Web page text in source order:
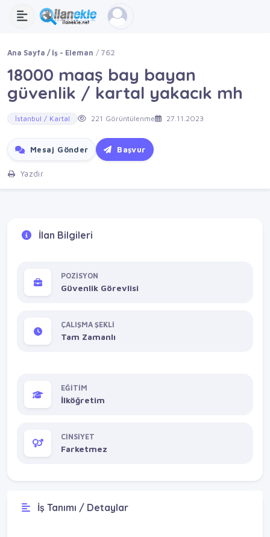
Ana Sayfa İş - Eleman 762
18000 maaş bay bayan
güvenlik / kartal yakacık mh
İstanbul / Kartal 221 Görüntülenme 27.11.2023
Mesaj Gönder Başvur
Yazdır
İlan Bilgileri
POZİSYON
Güvenlik Görevlisi
ÇALIŞMA ŞEKLİ
Tam Zamanlı
EĞİTİM
İlköğretim
CİNSİYET
Farketmez
İş Tanımı / Detaylar